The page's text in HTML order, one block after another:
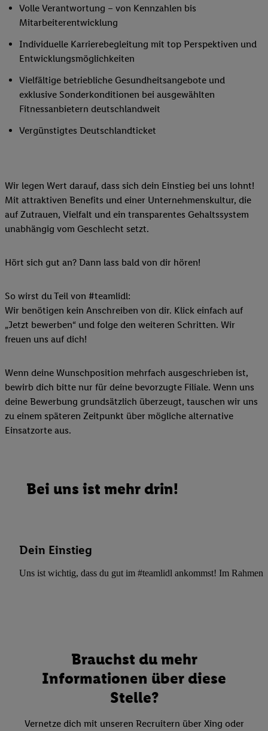
Volle Verantwortung – von Kennzahlen bis
Mitarbeiterentwicklung
Individuelle Karrierebegleitung mit top Perspektiven und
Entwicklungsmöglichkeiten
Vielfältige betriebliche Gesundheitsangebote und
exklusive Sonderkonditionen bei ausgewählten
Fitnessanbietern deutschlandweit
Vergünstigtes Deutschlandticket
Wir legen Wert darauf, dass sich dein Einstieg bei uns lohnt!
Mit attraktiven Benefits und einer Unternehmenskultur, die
auf Zutrauen, Vielfalt und ein transparentes Gehaltssystem
unabhängig vom Geschlecht setzt.
Hört sich gut an? Dann lass bald von dir hören!
So wirst du Teil von #teamlidl:
Wir benötigen kein Anschreiben von dir. Klick einfach auf
„Jetzt bewerben“ und folge den weiteren Schritten. Wir
freuen uns auf dich!
Wenn deine Wunschposition mehrfach ausgeschrieben ist,
bewirb dich bitte nur für deine bevorzugte Filiale. Wenn uns
deine Bewerbung grundsätzlich überzeugt, tauschen wir uns
zu einem späteren Zeitpunkt über mögliche alternative
Einsatzorte aus.
Bei uns ist mehr drin!
Dein Einstieg
Uns ist wichtig, dass du gut im #teamlidl ankommst! Im Rahmen
Brauchst du mehr
Informationen über diese
Stelle?
Vernetze dich mit unseren Recruitern über Xing oder